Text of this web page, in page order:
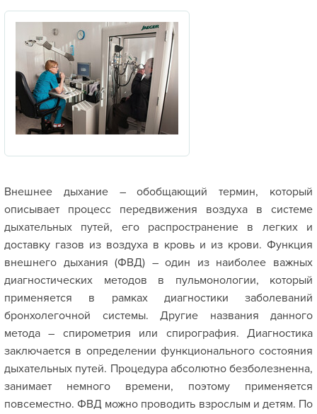
Внешнее дыхание – обобщающий термин, который
описывает процесс передвижения воздуха в системе
дыхательных путей, его распространение в легких и
доставку газов из воздуха в кровь и из крови. Функция
внешнего дыхания (ФВД) – один из наиболее важных
диагностических методов в пульмонологии, который
применяется в рамках диагностики заболеваний
бронхолегочной системы. Другие названия данного
метода – спирометрия или спирография. Диагностика
заключается в определении функционального состояния
дыхательных путей. Процедура абсолютно безболезненна,
занимает немного времени, поэтому применяется
повсеместно. ФВД можно проводить взрослым и детям. По